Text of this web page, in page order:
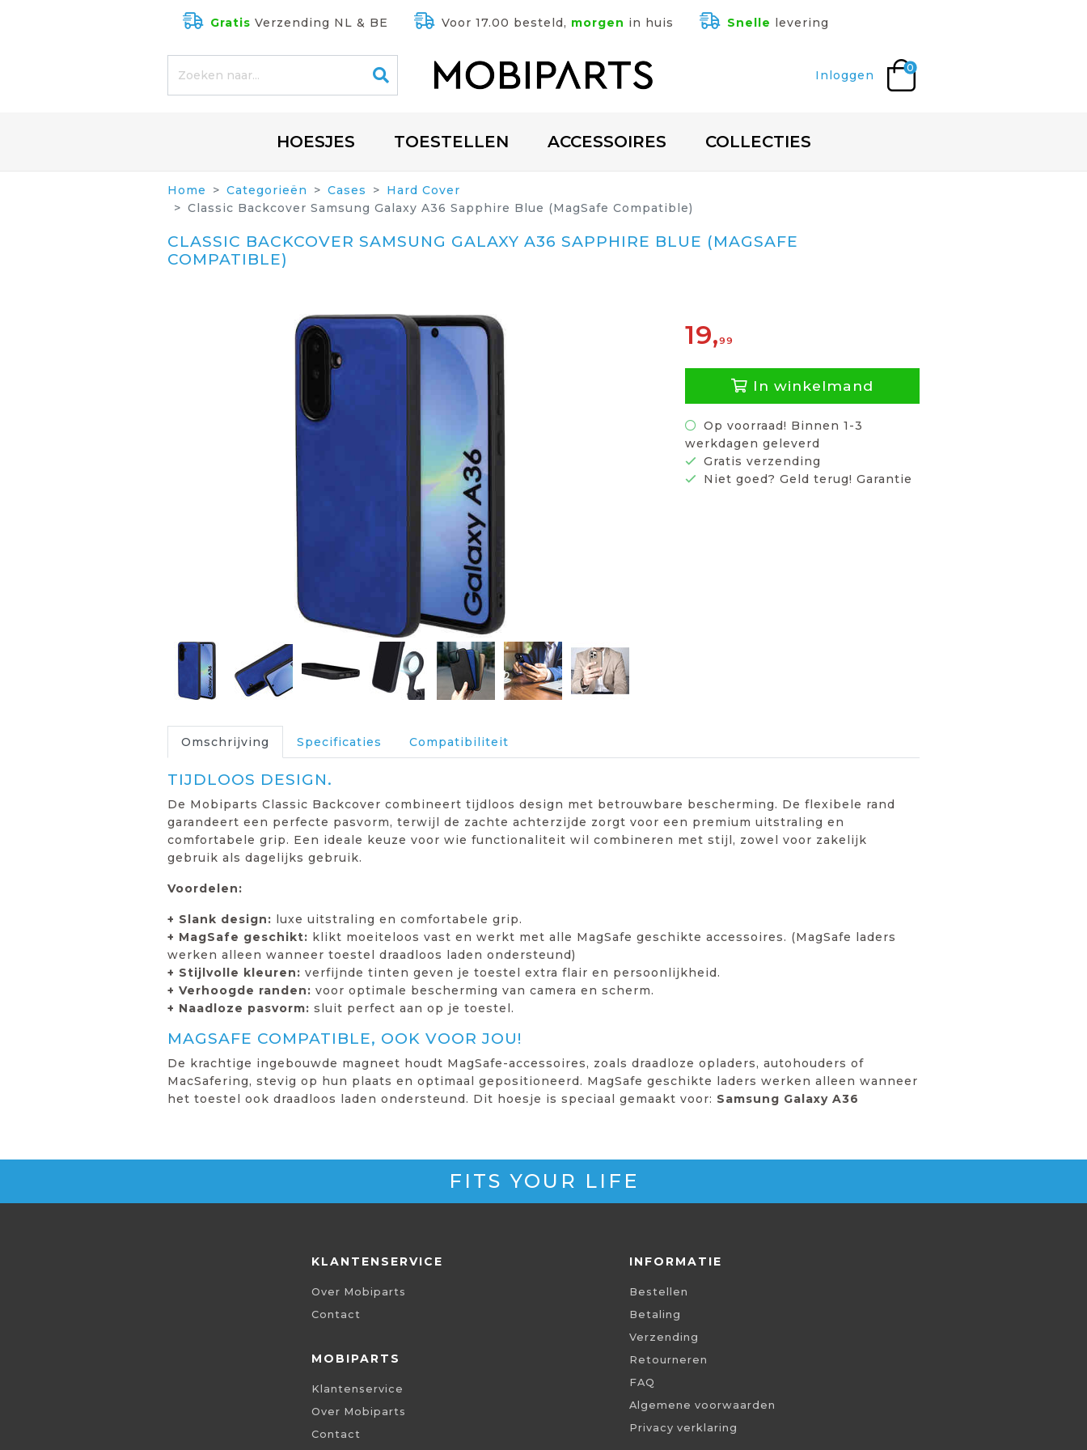
Gratis Verzending NL & BE Voor 17.00 besteld, morgen in huis Snelle levering
Inloggen
0
HOESJES TOESTELLEN ACCESSOIRES COLLECTIES
Home Categorieën Cases
Hard Cover
Classic Backcover Samsung Galaxy A36 Sapphire Blue (MagSafe Compatible)
CLASSIC BACKCOVER SAMSUNG GALAXY A36 SAPPHIRE BLUE (MAGSAFE
COMPATIBLE)
19,99
In winkelmand
Op voorraad! Binnen 1-3
werkdagen geleverd
Gratis verzending
Niet goed? Geld terug! Garantie
Omschrijving Specificaties Compatibiliteit
TIJDLOOS DESIGN.
De Mobiparts Classic Backcover combineert tijdloos design met betrouwbare bescherming. De flexibele rand
garandeert een perfecte pasvorm, terwijl de zachte achterzijde zorgt voor een premium uitstraling en
comfortabele grip. Een ideale keuze voor wie functionaliteit wil combineren met stijl, zowel voor zakelijk
gebruik als dagelijks gebruik.
Voordelen:
+ Slank design: luxe uitstraling en comfortabele grip.
+ MagSafe geschikt: klikt moeiteloos vast en werkt met alle MagSafe geschikte accessoires. (MagSafe laders
werken alleen wanneer toestel draadloos laden ondersteund)
+ Stijlvolle kleuren: verfijnde tinten geven je toestel extra flair en persoonlijkheid.
+ Verhoogde randen: voor optimale bescherming van camera en scherm.
+ Naadloze pasvorm: sluit perfect aan op je toestel.
MAGSAFE COMPATIBLE, OOK VOOR JOU!
De krachtige ingebouwde magneet houdt MagSafe-accessoires, zoals draadloze opladers, autohouders of
MacSafering, stevig op hun plaats en optimaal gepositioneerd. MagSafe geschikte laders werken alleen wanneer
het toestel ook draadloos laden ondersteund. Dit hoesje is speciaal gemaakt voor: Samsung Galaxy A36
FITS YOUR LIFE
KLANTENSERVICE
Over Mobiparts
Contact
MOBIPARTS
Klantenservice
Over Mobiparts
Contact
INFORMATIE
Bestellen
Betaling
Verzending
Retourneren
FAQ
Algemene voorwaarden
Privacy verklaring